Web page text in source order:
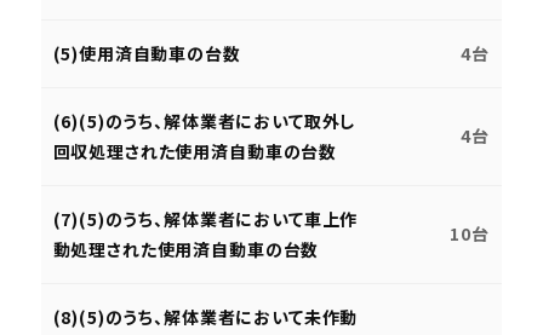
(5)使用済自動車の台数 4台
(6)(5)のうち、解体業者において取外し
回収処理された使用済自動車の台数
4台
(7)(5)のうち、解体業者において車上作
動処理された使用済自動車の台数
10台
(8)(5)のうち、解体業者において未作動